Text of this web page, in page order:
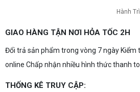
hiệu năng chơi
10 Nguyên nhân
PC gaming bị tụt
và cách kiểm tra,
NVIDIA Hoãn Ra
Hành
GIAO HÀNG TẬN NƠI HỎA TỐC 2H
Đổi trả sản phẩm trong vòng 7 ngày Kiểm
online Chấp nhận nhiều hình thức thanh
THỐNG KÊ TRUY CẬP: